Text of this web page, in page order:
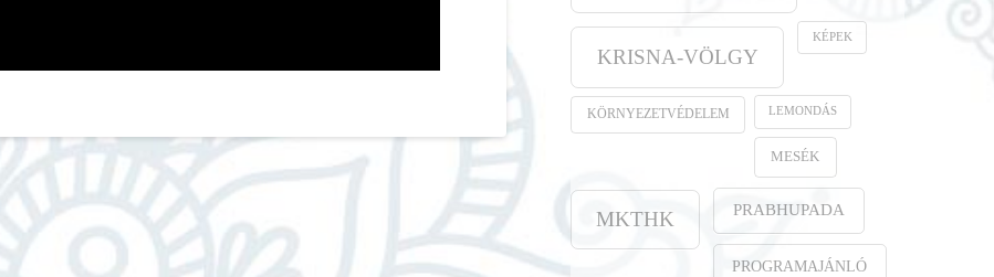
KRISNA-VÖLGY
KÉPEK
KÖRNYEZETVÉDELEM LEMONDÁS
MESÉK
MKTHK PRABHUPADA
PROGRAMAJÁNLÓ